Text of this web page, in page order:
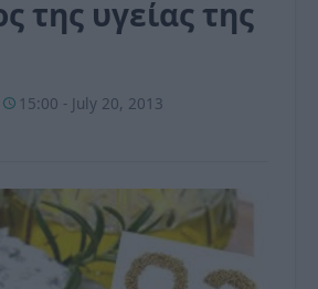
της υγείας της
15:00 - July 20, 2013